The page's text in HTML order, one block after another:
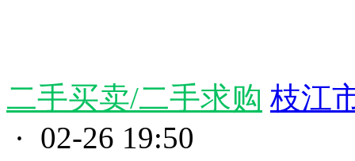
二手买卖/二手求购 枝江
· 02-26 19:50